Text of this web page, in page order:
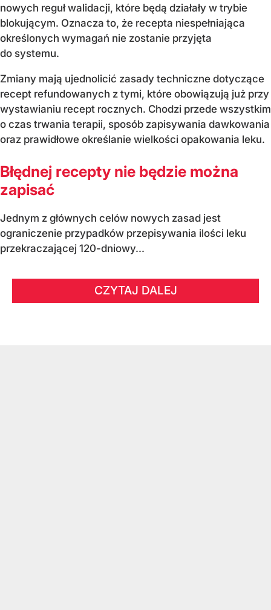
nowych reguł walidacji, które będą działały w trybie
blokującym. Oznacza to, że recepta niespełniająca
określonych wymagań nie zostanie przyjęta
do systemu.
Zmiany mają ujednolicić zasady techniczne dotyczące
recept refundowanych z tymi, które obowiązują już przy
wystawianiu recept rocznych. Chodzi przede wszystkim
o czas trwania terapii, sposób zapisywania dawkowania
oraz prawidłowe określanie wielkości opakowania leku.
Błędnej recepty nie będzie można
zapisać
Jednym z głównych celów nowych zasad jest
ograniczenie przypadków przepisywania ilości leku
przekraczającej 120-dniowy...
CZYTAJ DALEJ